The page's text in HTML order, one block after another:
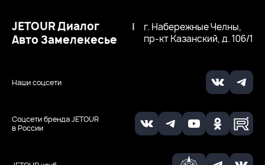
Соцсети бренда JETOUR
в России
Наши соцсети
JETOUR Диалог
Авто Замелекесье
|
г. Набережные Челны,
пр-кт Казанский, д. 106/1